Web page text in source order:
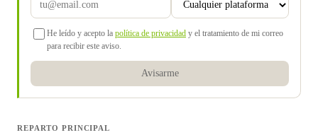
He leído y acepto la política de privacidad y el tratamiento de mi correo
para recibir este aviso.
Avisarme
REPARTO PRINCIPAL